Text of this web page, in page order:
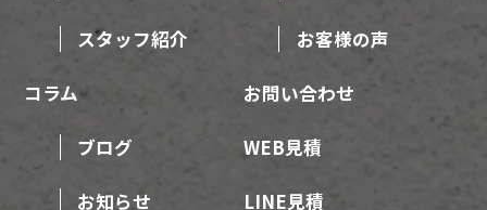
スタッフ紹介 お客様の声
コラム
ブログ
お知らせ
お問い合わせ
WEB見積
LINE見積